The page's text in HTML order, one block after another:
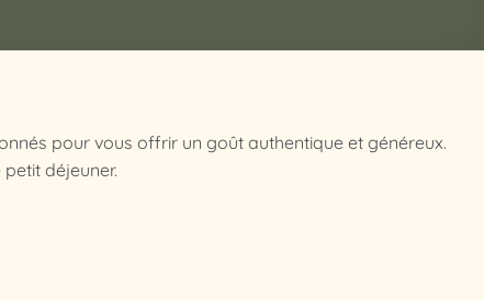
pour vous offrir un goût authentique et généreux.
déjeuner.